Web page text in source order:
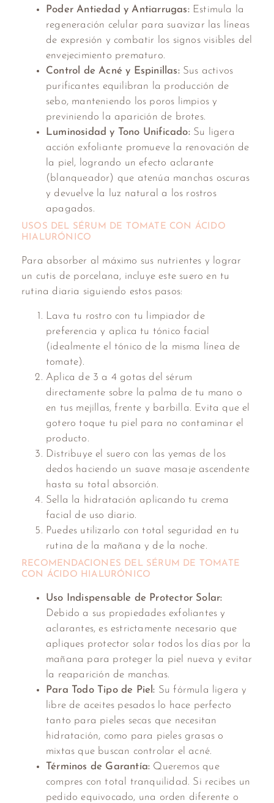
Poder Antiedad y Antiarrugas:Estimula la
regeneración celular para suavizar las líneas
de expresión y combatir los signos visibles del
envejecimiento prematuro.
Control de Acné y Espinillas:Sus activos
purificantes equilibran la producción de
sebo, manteniendo los poros limpios y
previniendo la aparición de brotes.
Luminosidad y Tono Unificado:Su ligera
acción exfoliante promueve la renovación de
la piel, logrando un efecto aclarante
(blanqueador) que atenúa manchas oscuras
y devuelve la luz natural a los rostros
apagados.
USOS DEL SÉRUM DE TOMATE CON ÁCIDO
HIALURÓNICO
Para absorber al máximo sus nutrientes y lograr
un cutis de porcelana, incluye este suero en tu
rutina diaria siguiendo estos pasos:
Lava tu rostro con tu limpiador de
preferencia y aplica tu tónico facial
(idealmente el tónico de la misma línea de
tomate).
Aplica de 3 a 4 gotas del sérum
directamente sobre la palma de tu mano o
en tus mejillas, frente y barbilla. Evita que el
gotero toque tu piel para no contaminar el
producto.
Distribuye el suero con las yemas de los
dedos haciendo un suave masaje ascendente
hasta su total absorción.
Sella la hidratación aplicando tu crema
facial de uso diario.
Puedes utilizarlo con total seguridad en tu
rutina de la mañana y de la noche.
RECOMENDACIONES DEL SÉRUM DE TOMATE
CON ÁCIDO HIALURÓNICO
Uso Indispensable de Protector Solar:
Debido a sus propiedades exfoliantes y
aclarantes, es estrictamente necesario que
apliques protector solar todos los días por la
mañana para proteger la piel nueva y evitar
la reaparición de manchas.
Para Todo Tipo de Piel: Su fórmula ligera y
libre de aceites pesados lo hace perfecto
tanto para pieles secas que necesitan
hidratación, como para pieles grasas o
mixtas que buscan controlar el acné.
Términos de Garantía: Queremos que
compres con total tranquilidad. Si recibes un
pedido equivocado, una orden diferente o